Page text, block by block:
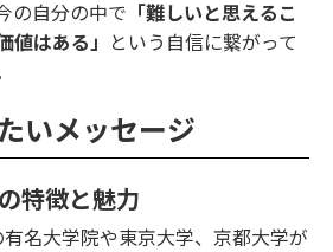
の自分の中で 「難しいと思えるこ
値はある」
という自信に繋がって
いメッセージ
特徴と魅力
名大学院や東京大学、京都大学が